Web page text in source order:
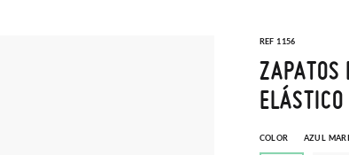
REF 1156
ZAPATOS
ELÁSTICO
COLOR AZUL